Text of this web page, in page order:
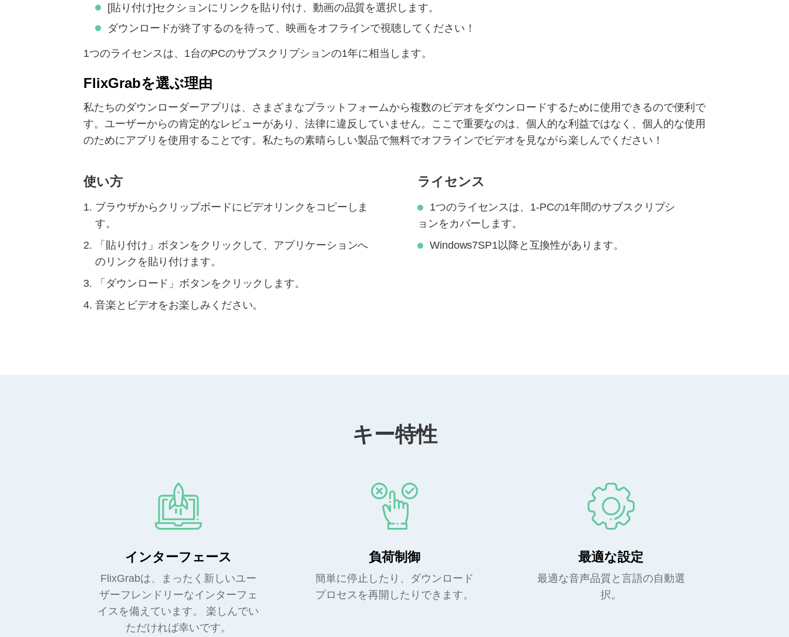
[貼り付け]セクションにリンクを貼り付け、動画の品質を選択します。
ダウンロードが終了するのを待って、映画をオフラインで視聴してください！
1つのライセンスは、1台のPCのサブスクリプションの1年に相当します。
FlixGrabを選ぶ理由
私たちのダウンローダーアプリは、さまざまなプラットフォームから複数のビデオをダウンロードするために使用できるので便利で
す。ユーザーからの肯定的なレビューがあり、法律に違反していません。ここで重要なのは、個人的な利益ではなく、個人的な使用
のためにアプリを使用することです。私たちの素晴らしい製品で無料でオフラインでビデオを見ながら楽しんでください！
使い方
ブラウザからクリップボードにビデオリンクをコピーしま
す。
「貼り付け」ボタンをクリックして、アプリケーションへ
のリンクを貼り付けます。
「ダウンロード」ボタンをクリックします。
音楽とビデオをお楽しみください。
ライセンス
1つのライセンスは、1-PCの1年間のサブスクリプシ
ョンをカバーします。
Windows7SP1以降と互換性があります。
キー特性
インターフェース
FlixGrabは、まったく新しいユー
ザーフレンドリーなインターフェ
イスを備えています。 楽しんでい
ただければ幸いです。
負荷制御
簡単に停止したり、ダウンロード
プロセスを再開したりできます。
最適な設定
最適な音声品質と言語の自動選
択。